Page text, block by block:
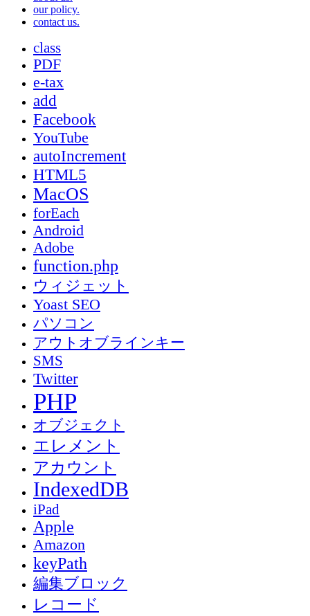
our policy.
contact us.
class
PDF
e-tax
add
Facebook
YouTube
autoIncrement
HTML5
MacOS
forEach
Android
Adobe
function.php
ウィジェット
Yoast SEO
パソコン
アウトオブラインキー
SMS
Twitter
PHP
オブジェクト
エレメント
アカウント
IndexedDB
iPad
Apple
Amazon
keyPath
編集ブロック
レコード